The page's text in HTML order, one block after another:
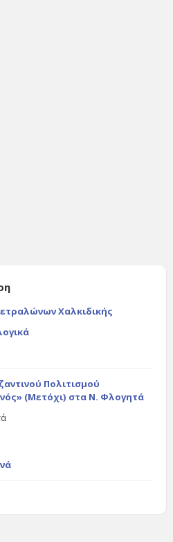
Χαλκιδικής
Πολιτισμού
(Μετόχι) στα Ν. Φλογητά